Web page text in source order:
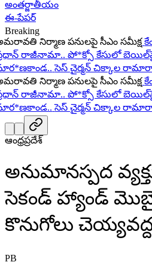
అంతర్జాతీయం
ఈ-పేపర్
Breaking
నిర్మాణ పనులపై సీఎం సమీక్ష
రాజీనామా.. పో*క్సో కేసులో బెయిల్‌పై
సెస్ చైర్మన్ చిక్కాల
నిర్మాణ పనులపై సీఎం సమీక్ష
రాజీనామా.. పో*క్సో కేసులో బెయిల్‌పై
సెస్ చైర్మన్ చిక్కాల
ఆంధ్రప్రదేశ్
అనుమానస్పద
సెకండ్ హ్యాండ్
కొనుగోలు
PB